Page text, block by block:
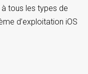
tous les types de
d’exploitation iOS